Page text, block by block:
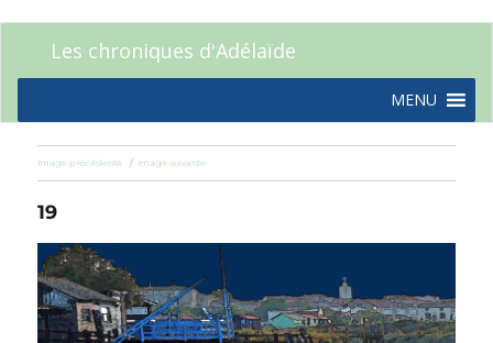
Les chroniques d'Adélaïde
MENU
Image précédente Image suivante
19